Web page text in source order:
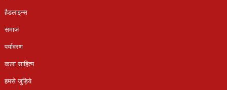
हैडलाइन्स
समाज
पर्यावरण
कला साहित्य
हमसे जुड़िये